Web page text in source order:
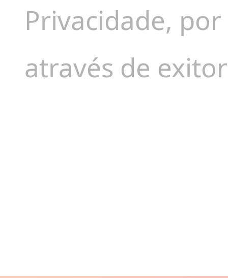
Privacidade,
através de